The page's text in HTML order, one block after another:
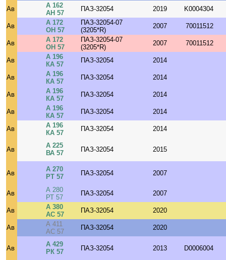
Ав
А 162
АН 57
ПАЗ-32054 2019 K0004304
Ав
А 172
ОН 57
ПАЗ-32054-07
(3205*R)
2007 70011512
Ав
А 172
ОН 57
ПАЗ-32054-07
(3205*R)
2007 70011512
Ав
А 196
КА 57
ПАЗ-32054 2014
Ав
А 196
КА 57
ПАЗ-32054 2014
Ав
А 196
КА 57
ПАЗ-32054 2014
Ав
А 196
КА 57
ПАЗ-32054 2014
Ав
А 196
КА 57
ПАЗ-32054 2014
Ав
А 225
ВА 57
ПАЗ-32054 2015
Ав
А 270
РТ 57
ПАЗ-32054 2007
Ав
А 280
РТ 57
ПАЗ-32054 2007
Ав
А 380
АС 57
ПАЗ-32054 2020
Ав
А 411
АС 57
ПАЗ-32054 2020
Ав
А 429
РК 57
ПАЗ-32054 2013 D0006004